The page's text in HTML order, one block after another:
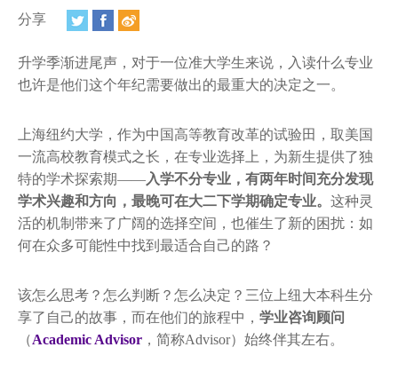
新闻简报
上海纽约大学汇刊
学生说
校园内外
联系方式
分享
升学季渐进尾声，对于一位准大学生来说，入读什么专业
也许是他们这个年纪需要做出的最重大的决定之一。
上海纽约大学，作为中国高等教育改革的试验田，取美国
一流高校教育模式之长，在专业选择上，为新生提供了独
特的学术探索期——入学不分专业，有两年时间充分发现
学术兴趣和方向，最晚可在大二下学期确定专业。 这种灵
活的机制带来了广阔的选择空间，也催生了新的困扰：如
何在众多可能性中找到最适合自己的路？
该怎么思考？怎么判断？怎么决定？三位上纽大本科生分
享了自己的故事，而在他们的旅程中， 学业咨询顾问
（Academic Advisor ，简称Advisor）始终伴其左右。